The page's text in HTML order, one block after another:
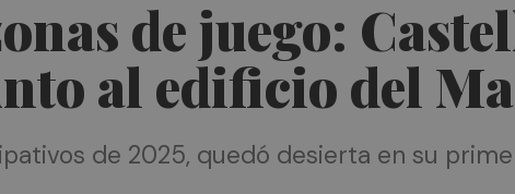
de juego:
al edificio del
de 2025, quedó desierta en su